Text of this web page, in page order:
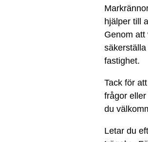
hjälper till
Genom att
fastighet.
Tack för
frågor
du
Letar du